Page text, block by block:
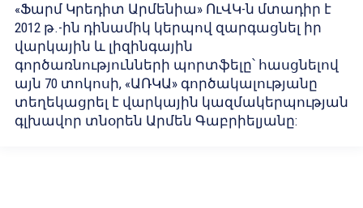
«Ֆարմ Կրեդիտ Արմենիա» ՈւՎԿ-ն մտադիր է
2012 թ.-ին դինամիկ կերպով զարգացնել իր
վարկային և լիզինգային
գործառնությունների պորտֆելը՝ հասցնելով
այն 70 տոկոսի, «ԱՌԿԱ» գործակալությանը
տեղեկացրել է վարկային կազմակերպության
գլխավոր տնօրեն Արմեն Գաբրիելյանը: